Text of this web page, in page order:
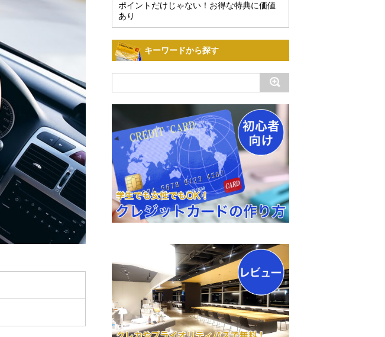
ポイントだけじゃない！お得な特典に価値
あり
キーワードから探す